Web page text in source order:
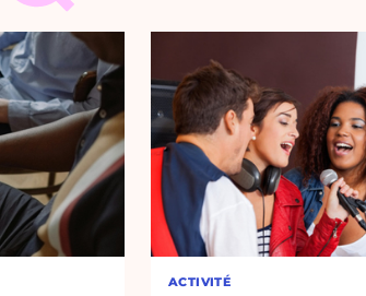
ACTIVITÉ